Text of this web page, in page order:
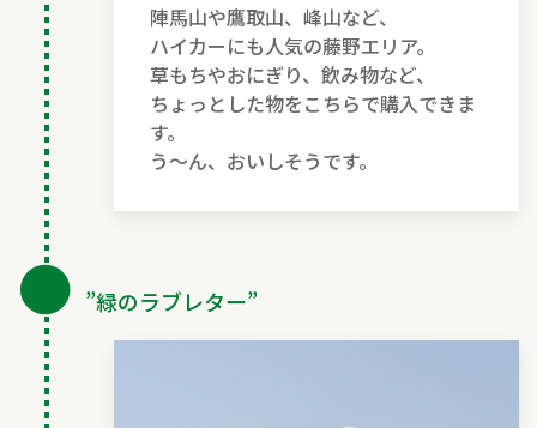
陣馬山や鷹取山、峰山など、
ハイカーにも人気の藤野エリア。
草もちやおにぎり、飲み物など、
ちょっとした物をこちらで購入できま
す。
う〜ん、おいしそうです。
● ”緑のラブレター”